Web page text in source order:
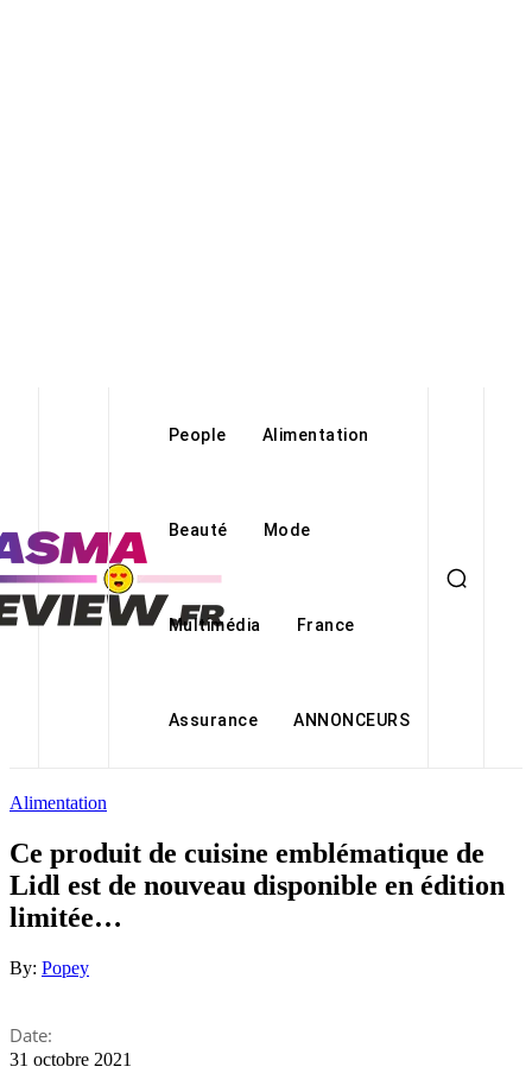
People Alimentation
Beauté Mode
Multimédia France
Assurance ANNONCEURS
Alimentation
Ce produit de cuisine emblématique de
Lidl est de nouveau disponible en édition
limitée…
By: Popey
Date:
31 octobre 2021